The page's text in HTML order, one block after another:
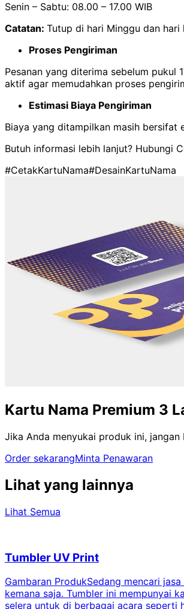
Senin – Sabtu: 08.00 – 17.00 WIB
Catatan: Tutup di hari Minggu dan hari
Proses Pengiriman
Pesanan yang diterima sebelum pukul
aktif agar memudahkan proses
Estimasi Biaya Pengiriman
Biaya yang ditampilkan masih bersifat
Butuh informasi lebih lanjut? Hubungi
#CetakKartuNama#DesainKartuNama
Kartu Nama Premium 3
Jika Anda menyukai produk ini,
Order sekarangMinta Penawaran
Lihat yang lainnya
Lihat Semua
Tumbler UV Print
Gambaran ProdukSedang mencari
kemana saja. Tumbler ini mempunyai
selera untuk di berbagai acara seperti